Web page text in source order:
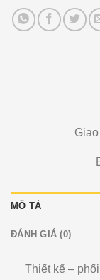
MÔ TẢ
ĐÁNH GIÁ (0)
Thiết kế – phối